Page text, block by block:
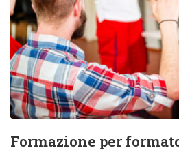
Formazione per